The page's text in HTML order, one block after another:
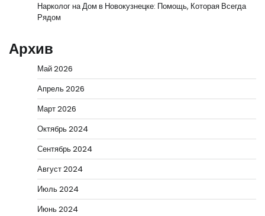
Нарколог на Дом в Новокузнецке: Помощь, Которая Всегда
Рядом
Архив
Май 2026
Апрель 2026
Март 2026
Октябрь 2024
Сентябрь 2024
Август 2024
Июль 2024
Июнь 2024